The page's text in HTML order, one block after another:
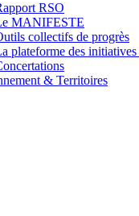
RSO
MANIFESTE
collectifs de progrès
plateforme des initiatives
& Territoires